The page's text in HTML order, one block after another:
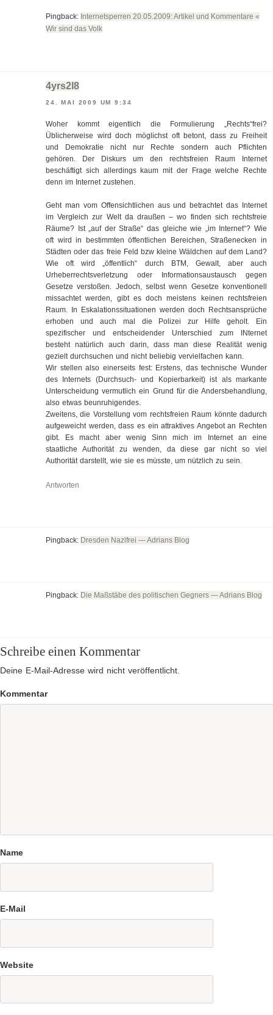
Pingback: Internetsperren 20.05.2009: Artikel und Kommentare «
Wir sind das Volk
4yrs2l8
24. MAI 2009 UM 9:34
Woher kommt eigentlich die Formulierung „Rechts“frei?
Üblicherweise wird doch möglichst oft betont, dass zu Freiheit
und Demokratie nicht nur Rechte sondern auch Pflichten
gehören. Der Diskurs um den rechtsfreien Raum Internet
beschäftigt sich allerdings kaum mit der Frage welche Rechte
denn im Internet zustehen.
Geht man vom Offensichtlichen aus und betrachtet das Internet
im Vergleich zur Welt da draußen – wo finden sich rechtsfreie
Räume? Ist „auf der Straße“ das gleiche wie „im Internet“? Wie
oft wird in bestimmten öffentlichen Bereichen, Straßenecken in
Städten oder das freie Feld bzw kleine Wäldchen auf dem Land?
Wie oft wird „öffentlich“ durch BTM, Gewalt, aber auch
Urheberrechtsverletzung oder Informationsaustausch gegen
Gesetze verstoßen. Jedoch, selbst wenn Gesetze konventionell
missachtet werden, gibt es doch meistens keinen rechtsfreien
Raum. In Eskalationssituationen werden doch Rechtsansprüche
erhoben und auch mal die Polizei zur Hilfe geholt. Ein
spezifischer und entscheidender Unterschied zum INternet
besteht natürlich auch darin, dass man diese Realität wenig
gezielt durchsuchen und nicht beliebig vervielfachen kann.
Wir stellen also einerseits fest: Erstens, das technische Wunder
des Internets (Durchsuch- und Kopierbarkeit) ist als markante
Unterscheidung vermutlich ein Grund für die Andersbehandlung,
also etwas beunruhigendes.
Zweitens, die Vorstellung vom rechtsfreien Raum könnte dadurch
aufgeweicht werden, dass es ein attraktives Angebot an Rechten
gibt. Es macht aber wenig Sinn mich im Internet an eine
staatliche Authorität zu wenden, da diese gar nicht so viel
Authorität darstellt, wie sie es müsste, um nützlich zu sein.
Antworten
Pingback: Dresden Nazifrei — Adrians Blog
Pingback: Die Maßstäbe des politischen Gegners — Adrians Blog
Schreibe einen Kommentar
Deine E-Mail-Adresse wird nicht veröffentlicht.
Kommentar
Name
E-Mail
Website